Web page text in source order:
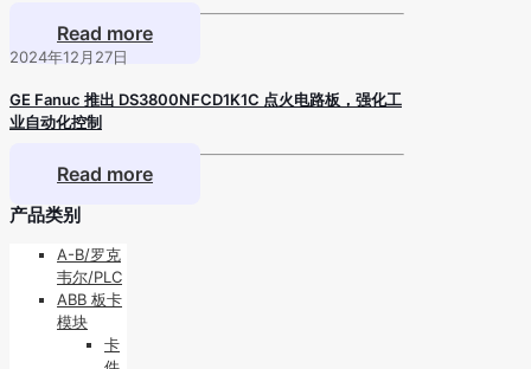
Read more
2024年12月27日
GE Fanuc 推出 DS3800NFCD1K1C 点火电路板，强化工
业自动化控制
Read more
产品类别
A-B/罗克
韦尔/PLC
ABB 板卡
模块
卡